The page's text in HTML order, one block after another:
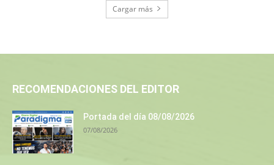
Cargar más
RECOMENDACIONES DEL EDITOR
Portada del día 08/08/2026
07/08/2026